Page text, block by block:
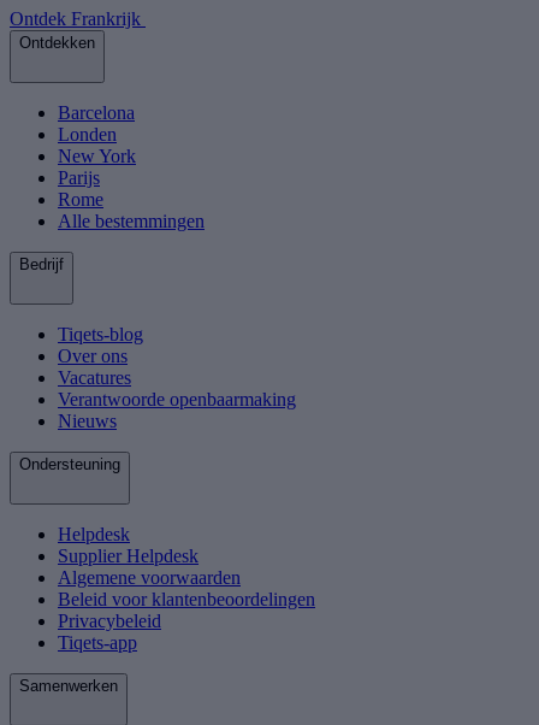
Ontdek Frankrijk
Ontdekken
Barcelona
Londen
New York
Parijs
Rome
Alle bestemmingen
Bedrijf
Tiqets-blog
Over ons
Vacatures
Verantwoorde openbaarmaking
Nieuws
Ondersteuning
Helpdesk
Supplier Helpdesk
Algemene voorwaarden
Beleid voor klantenbeoordelingen
Privacybeleid
Tiqets-app
Samenwerken